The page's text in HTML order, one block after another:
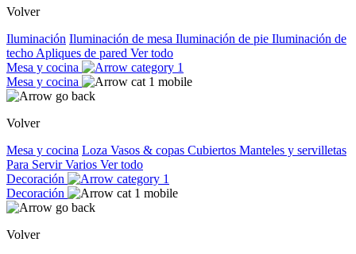
Volver
Iluminación Iluminación de mesa Iluminación de pie Iluminación de
techo Apliques de pared Ver todo
Mesa y cocina
Mesa y cocina
Volver
Mesa y cocina Loza Vasos & copas Cubiertos Manteles y servilletas
Para ServirVarios Ver todo
Decoración
Decoración
Volver